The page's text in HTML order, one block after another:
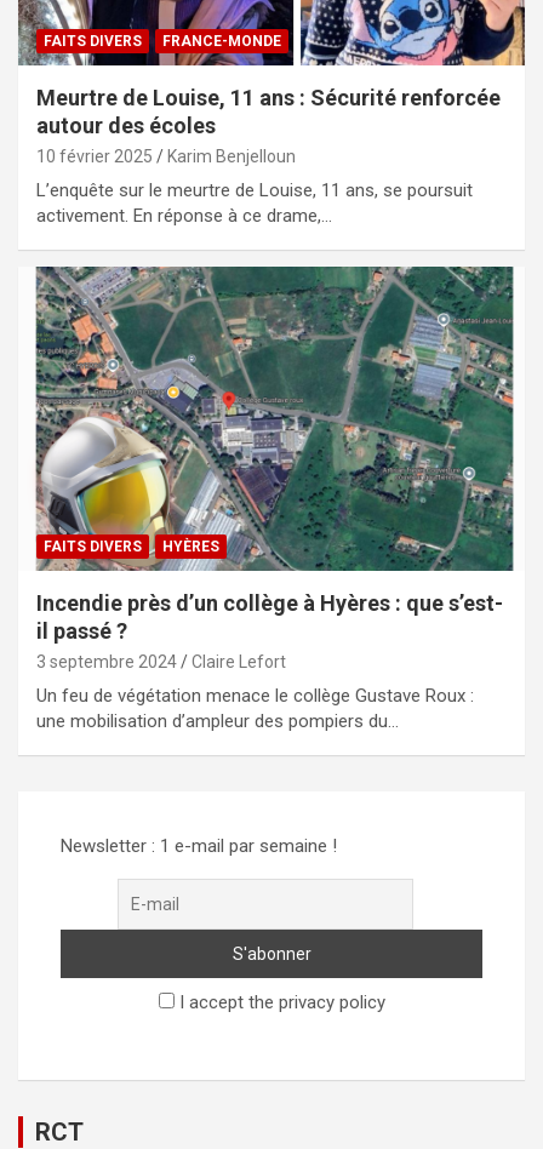
FAITS DIVERS FRANCE-MONDE
Meurtre de Louise, 11 ans : Sécurité renforcée
autour des écoles
10 février 2025 Karim Benjelloun
L’enquête sur le meurtre de Louise, 11 ans, se poursuit
activement. En réponse à ce drame,…
FAITS DIVERS HYÈRES
Incendie près d’un collège à Hyères : que s’est-
il passé ?
3 septembre 2024 Claire Lefort
Un feu de végétation menace le collège Gustave Roux :
une mobilisation d’ampleur des pompiers du…
Newsletter : 1 e-mail par semaine !
I accept the privacy policy
RCT